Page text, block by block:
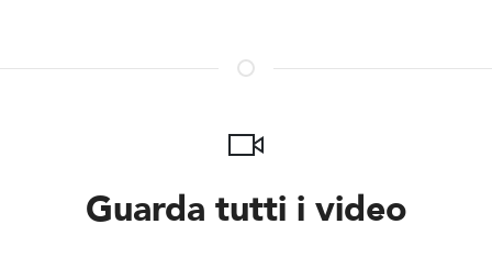
Guarda tutti i video